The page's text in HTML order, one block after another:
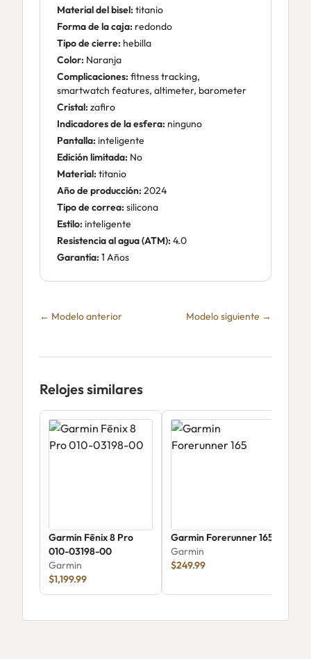
Material del bisel: titanio
Forma de la caja: redondo
Tipo de cierre: hebilla
Color: Naranja
Complicaciones: fitness tracking,
smartwatch features, altimeter, barometer
Cristal: zafiro
Indicadores de la esfera: ninguno
Pantalla: inteligente
Edición limitada: No
Material: titanio
Año de producción: 2024
Tipo de correa: silicona
Estilo: inteligente
Resistencia al agua (ATM): 4.0
Garantía: 1 Años
← Modelo anterior Modelo siguiente →
Relojes similares
Garmin Fēnix 8 Pro
010-03198-00
Garmin
$1,199.99
Garmin Forerunner 165
Garmin
$249.99